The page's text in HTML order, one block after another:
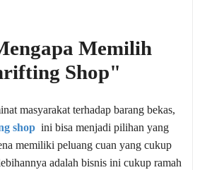
Memilih
Shop"
masyarakat terhadap barang bekas,
shop ini bisa menjadi pilihan yang
memiliki peluang cuan yang cukup
adalah bisnis ini cukup ramah